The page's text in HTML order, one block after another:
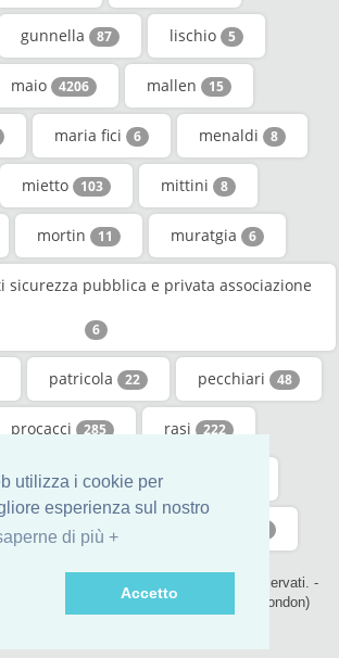
utilizza i cookie per
esperienza sul nostro
di più +
Accetto
gunnella 87 lischio 5
maio 4206 mallen 15
maria fici 6 menaldi 8
mietto 103 mittini 8
mortin 11 muratgia 6
6
patricola 22 pecchiari 48
procacci 285 rasi 222
spinello 539
varrecchione
la directory famiglia. Tutti i diritti riservati. -
- phone : +44 (0) 20 3290 0211 (London)